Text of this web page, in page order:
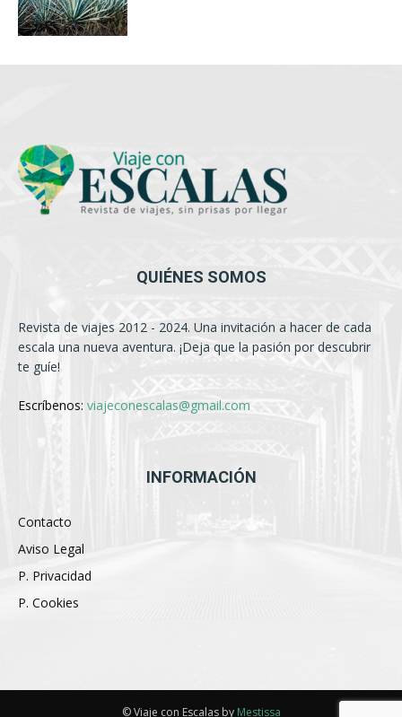
QUIÉNES SOMOS
Revista de viajes 2012 - 2024. Una invitación a hacer de cada
escala una nueva aventura. ¡Deja que la pasión por descubrir
te guíe!
Escríbenos: viajeconescalas@gmail.com
INFORMACIÓN
Contacto
Aviso Legal
P. Privacidad
P. Cookies
© Viaje con Escalas by Mestissa